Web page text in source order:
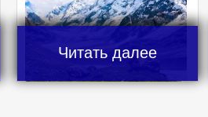
Читать далее